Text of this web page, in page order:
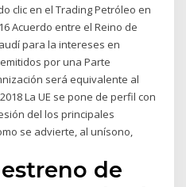
clic en el Trading Petróleo en
Acuerdo entre el Reino de
para la intereses en
por una Parte
será equivalente al
La UE se pone de perfil con
del los principales
se advierte, al unísono,
de